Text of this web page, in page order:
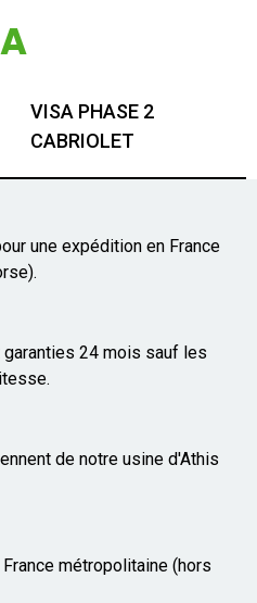
48 23 09
VISA PHASE 2
CABRIOLET
une expédition en France
24 mois sauf les
de notre usine d'Athis
métropolitaine (hors